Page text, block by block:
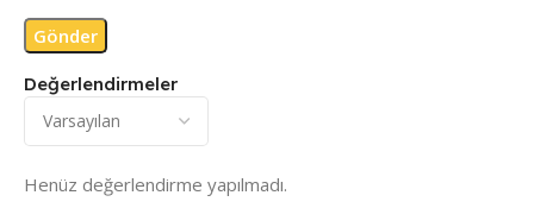
Değerlendirmeler
Henüz değerlendirme yapılmadı.